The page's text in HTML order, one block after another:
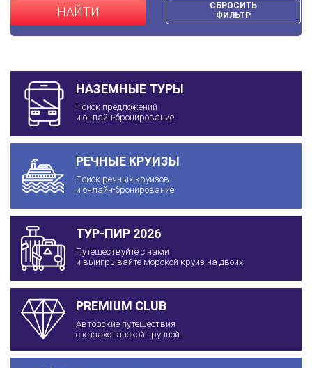
НАЙТИ
СБРОСИТЬ
ФИЛЬТР
НАЗЕМНЫЕ ТУРЫ
Поиск предложений
и онлайн-бронирование
РЕЧНЫЕ КРУИЗЫ
Поиск речных круизов
и онлайн-бронирование
ТУР-ПИР 2026
Путешествуйте с нами
и выигрывайте морской круиз на двоих
PREMIUM CLUB
Авторские путешествия
с казахстанской группой